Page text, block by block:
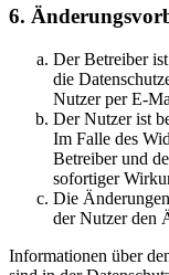
6.
Der Betreiber
die
Nutzer per E-
Der Nutzer ist
Im Falle des
Betreiber und
sofortiger
Die
der Nutzer den
Informationen über